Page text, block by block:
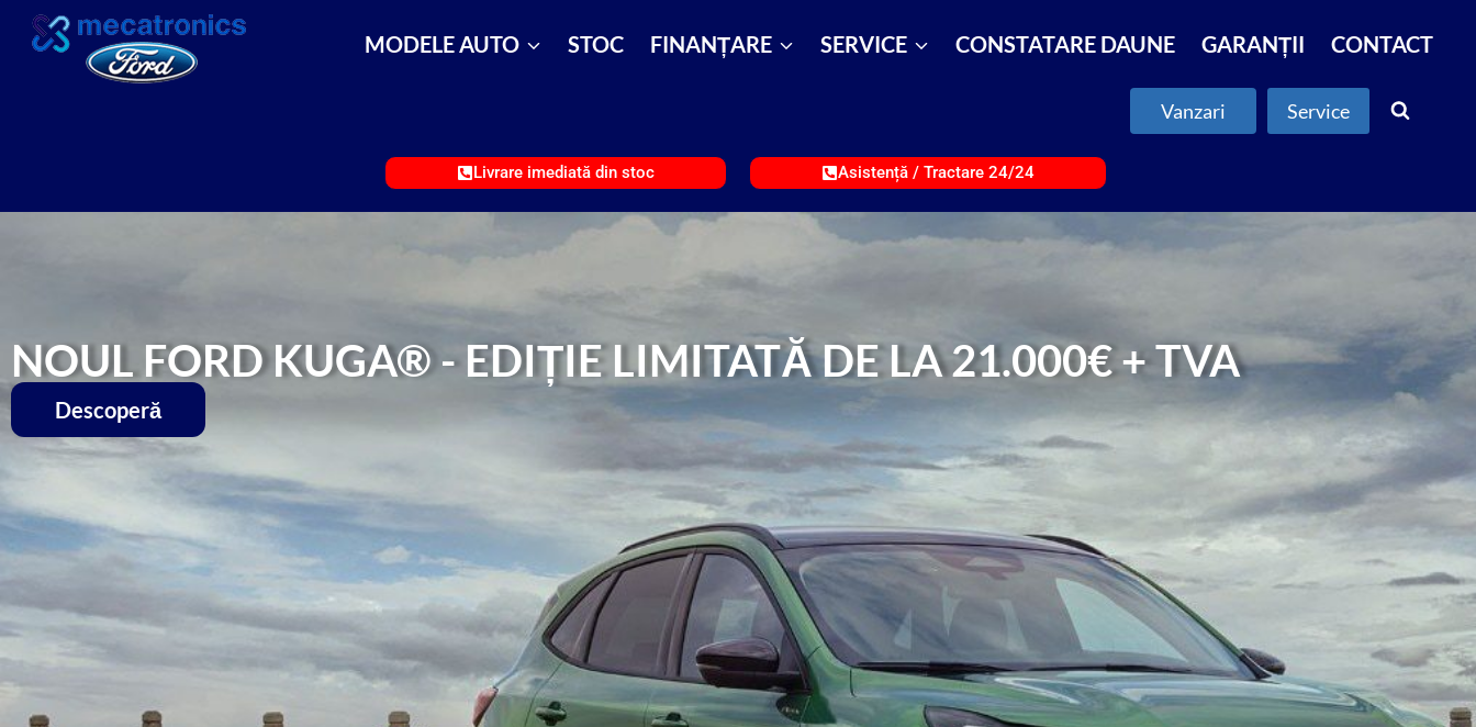
MODELE AUTO STOC FINANȚARE SERVICE CONSTATARE DAUNE GARANȚII CONTACT
Vanzari Service
Livrare imediată din stoc Asistență / Tractare 24/24
NOUL FORD KUGA® - EDIȚIE LIMITATĂ DE LA 21.000€ + TVA
Descoperă